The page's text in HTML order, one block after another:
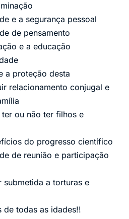
e a segurança pessoal
de pensamento
e a educação
a proteção desta
relacionamento conjugal e
ou não ter filhos e
do progresso científico
de reunião e participação
submetida a torturas e
de todas as idades!!